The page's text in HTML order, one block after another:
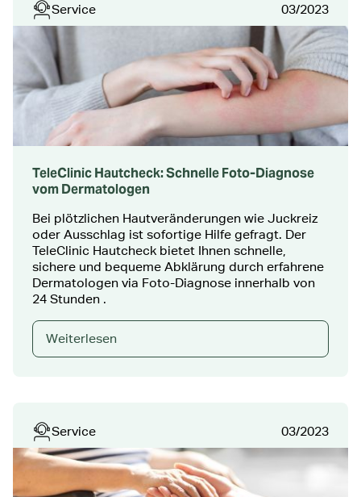
Service 03/2023
TeleClinic Hautcheck: Schnelle Foto-Diagnose
vom Dermatologen
Bei plötzlichen Hautveränderungen wie Juckreiz
oder Ausschlag ist sofortige Hilfe gefragt. Der
TeleClinic Hautcheck bietet Ihnen schnelle,
sichere und bequeme Abklärung durch erfahrene
Dermatologen via Foto-Diagnose innerhalb von
24 Stunden .
Weiterlesen
Service 03/2023